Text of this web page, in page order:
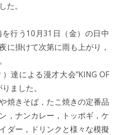
た。
行う10月31日（金）の日中
に掛けて次第に雨も上がり，
達による漫才大会”KING OF
ました。
焼きそば，たこ焼きの定番品
，ナンカレー，トッポギ，ケ
ダー，ドリンクと様々な模擬